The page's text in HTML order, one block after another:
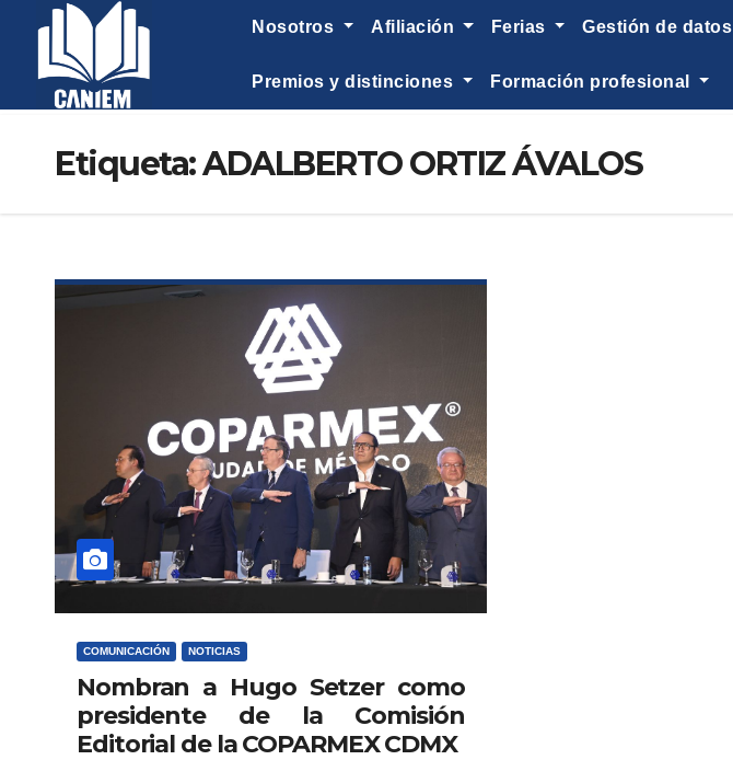
nosotros afiliación ferias gestión de datos
premios y distinciones formación profesional
Etiqueta:ADALBERTO ORTIZ ÁVALOS
COMUNICACIÓN NOTICIAS
Nombran a Hugo Setzer como
presidente de la Comisión
Editorial de la COPARMEX CDMX